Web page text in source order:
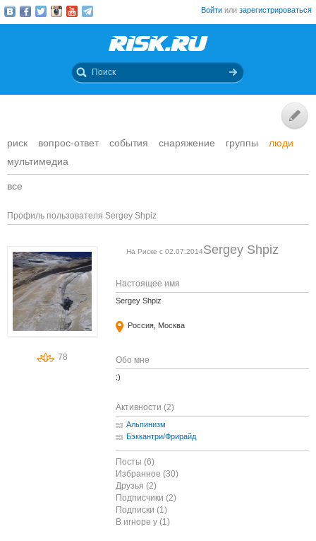
Войти или зарегистрироваться
риск вопрос-ответ события снаряжение группы
люди
мультимедиа
все
Профиль пользователя Sergey Shpiz
78
Sergey Shpiz
На Риске с 02.07.2014
Настоящее имя
Sergey Shpiz
Россия, Москва
Обо мне
:)
Активности (2)
Альпинизм
Бэккантри/Фрирайд
Посты (6)
Избранное (30)
Друзья (2)
Подписчики (2)
Подписки (1)
В игноре у (1)